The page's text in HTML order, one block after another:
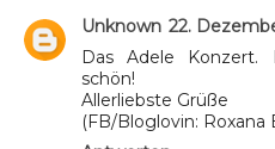
Unknown 22.
Das Adele Konzert.
schön!
Allerliebste Grüße
(FB/Bloglovin: Roxana